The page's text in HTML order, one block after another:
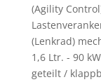
(Agility
(Lenkrad)
1,6 Ltr. - 90
geteilt /